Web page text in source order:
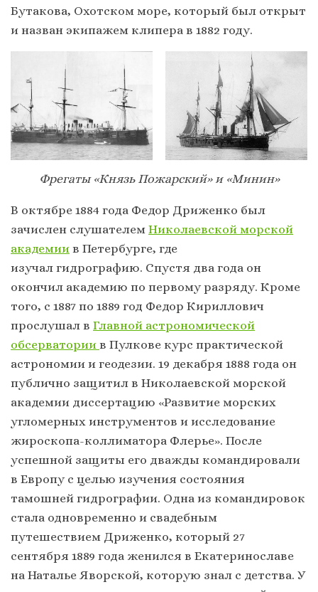
Бутакова, Охотском море, который был открыт
и назван экипажем клипера в 1882 году.
Фрегаты «Князь Пожарский» и «Минин»
В октябре 1884 года Федор Дриженко был
зачислен слушателем Николаевской морской
академии в Петербурге, где
изучал гидрографию. Спустя два года он
окончил академию по первому разряду. Кроме
того, с 1887 по 1889 год Федор Кириллович
прослушал в Главной астрономической
обсерватории в Пулкове курс практической
астрономии и геодезии. 19 декабря 1888 года он
публично защитил в Николаевской морской
академии диссертацию «Развитие морских
угломерных инструментов и исследование
жироскопа-коллиматора Флерье». После
успешной защиты его дважды командировали
в Европу с целью изучения состояния
тамошней гидрографии. Одна из командировок
стала одновременно и свадебным
путешествием Дриженко, который 27
сентября 1889 года женился в Екатеринославе
на Наталье Яворской, которую знал с детства. У